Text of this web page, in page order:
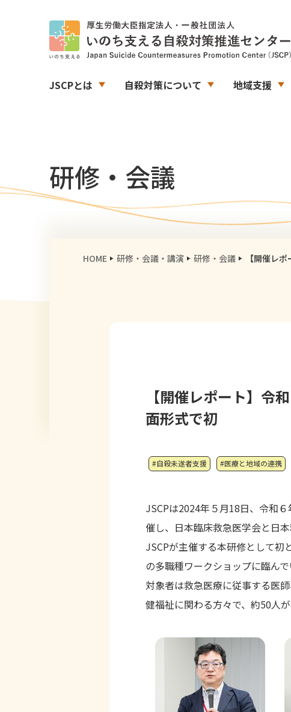
JSCPとは 自殺対策について 地域支援
研修・会議
HOME 研修・会議・講演 研修・会議 【開催レ
【開催レポート】
面形式で初
#自殺未遂者支援 #医療と地域の連携
JSCPは2024年５月18日、令和
催し、日本臨床救急医学会と日
JSCPが主催する本研修として初
の多職種ワークショップに臨んで
対象者は救急医療に従事する医
健福祉に関わる方々で、約50人が